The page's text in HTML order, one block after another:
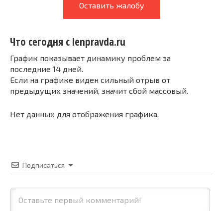
Оставить жалобу
Что сегодня с lenpravda.ru
График показывает динамику проблем за
последние 14 дней.
Если на графике виден сильный отрыв от
предыдущих значений, значит сбой массовый.
Нет данных для отображения графика.
Подписаться